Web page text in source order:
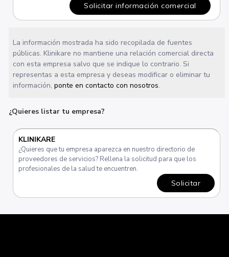
Solicitar información comercial
La información mostrada ha sido recopilada de fuentes
públicas. Klinikare no mantiene una relación comercial directa
con esta empresa salvo que se indique lo contrario. Si
representas a esta empresa y deseas modificar o eliminar tu
información,ponte en contacto con nosotros.
¿Quieres listar tu empresa?
KLINIKARE
¿Quieres que tu empresa aparezca en nuestro directorio de
proveedores de servicios? Rellena la solicitud para que los
profesionales de la salud te encuentren.
Solicitar